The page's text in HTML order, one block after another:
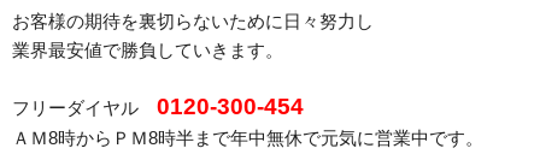
お客様の期待を裏切らないために日々努力し
業界最安値で勝負していきます。
フリーダイヤル 0120-300-454
ＡＭ8時からＰＭ8時半まで年中無休で元気に営業中です。